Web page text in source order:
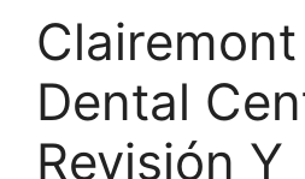
Dental
Revisión Y